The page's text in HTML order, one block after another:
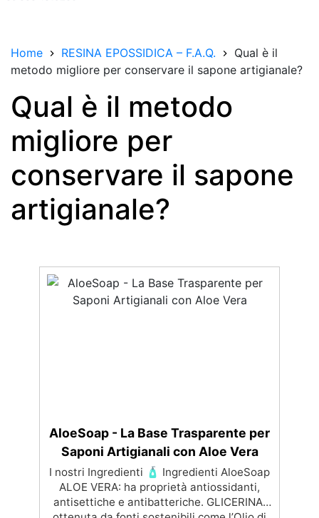
Home RESINA EPOSSIDICA – F.A.Q.
Qual è il
metodo migliore per conservare il sapone artigianale?
Qual è il metodo
migliore per
conservare il sapone
artigianale?
AloeSoap - La Base Trasparente per
Saponi Artigianali con Aloe Vera
I nostri Ingredienti 🧴 Ingredienti AloeSoap
ALOE VERA: ha proprietà antiossidanti,
antisettiche e antibatteriche. GLICERINA: